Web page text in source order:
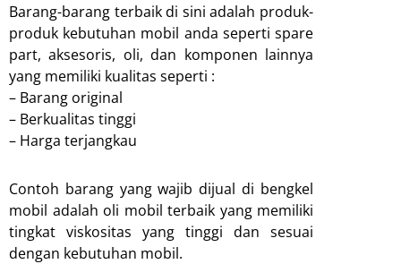
Barang-barang terbaik di sini adalah produk-
produk kebutuhan mobil anda seperti spare
part, aksesoris, oli, dan komponen lainnya
yang memiliki kualitas seperti :
– Barang original
– Berkualitas tinggi
– Harga terjangkau
Contoh barang yang wajib dijual di bengkel
mobil adalah oli mobil terbaik yang memiliki
tingkat viskositas yang tinggi dan sesuai
dengan kebutuhan mobil.